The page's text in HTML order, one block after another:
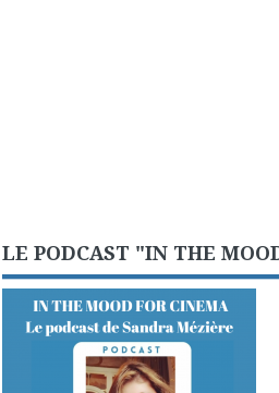
LE PODCAST "IN THE